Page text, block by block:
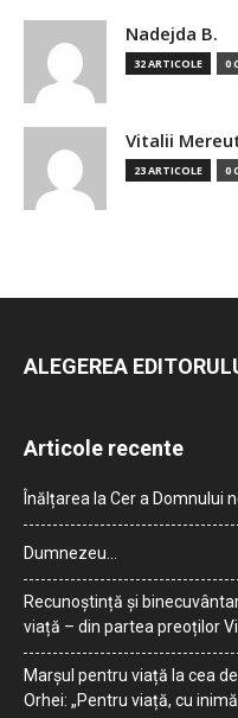
Nadejda B.
32 ARTICOLE 0
Vitalii
23 ARTICOLE 0
ALEGEREA
Articole recente
Înălțarea la Cer a Domnului
Dumnezeu…
Recunoștință și
viață – din partea preoților
Marșul pentru viață la cea
Orhei: „Pentru viață, cu